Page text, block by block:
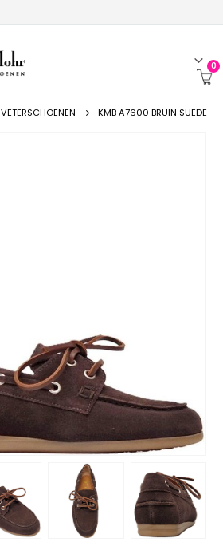
0
VETERSCHOENEN KMB A7600 BRUIN SUEDE